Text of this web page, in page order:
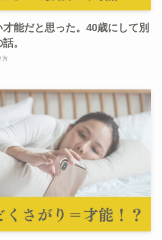
能だと思った。40歳にして別
。
方